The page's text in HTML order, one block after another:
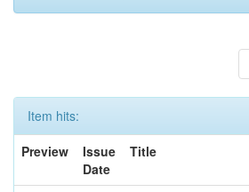
Item hits:
Preview
Issue
Date
Title